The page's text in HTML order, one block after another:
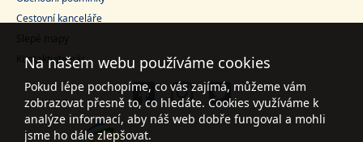
Cestovní kanceláře
Slepé mapy
Kontaktujte nás
Na našem webu používáme cookies
Pokud lépe pochopíme, co vás zajímá, můžeme vám
zobrazovat přesně to, co hledáte. Cookies využíváme k
analýze informací, aby náš web dobře fungoval a mohli
jsme ho dále zlepšovat.